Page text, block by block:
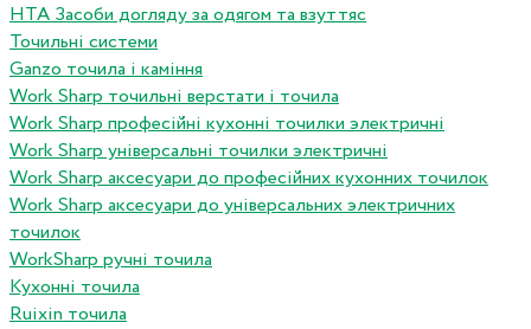
HTA Засоби догляду за одягом та взуттяс
Точильні системи
Ganzo точила і каміння
Work Sharp точильні верстати і точила
Work Sharp професiйнi кухоннi точилки электричнi
Work Sharp унiверсальнi точилки электричнi
Work Sharp аксесуари до професiйних кухонних точилок
Work Sharp аксесуари до унiверсальних электричних
точилок
WorkSharp ручні точила
Кухонні точила
Ruixin точила